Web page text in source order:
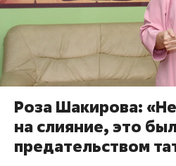
Роза Шакирова:
на слияние, это
предательством